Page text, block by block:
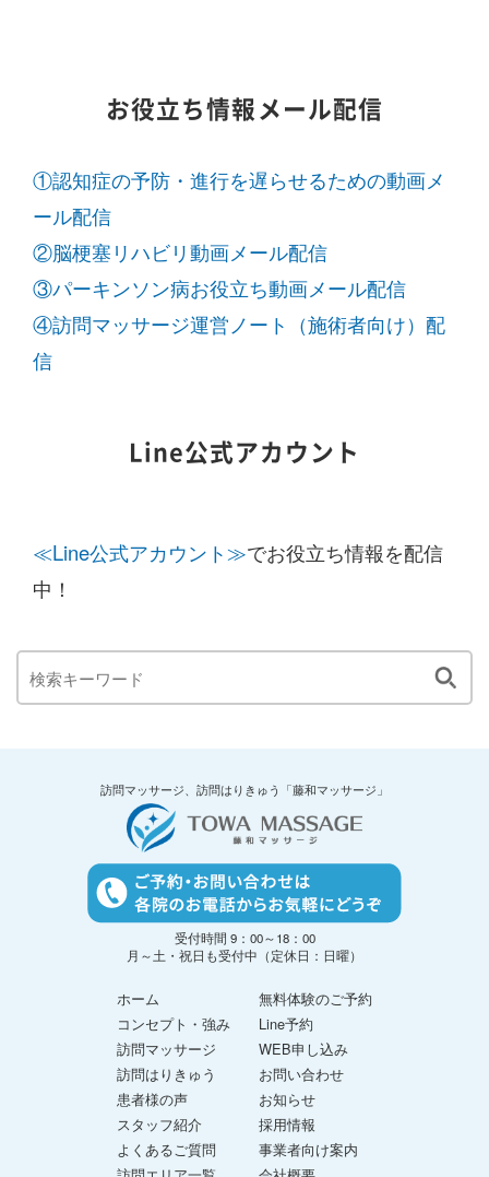
お役立ち情報メール配信
①認知症の予防・進行を遅らせるための動画メ
ール配信
②脳梗塞リハビリ動画メール配信
③パーキンソン病お役立ち動画メール配信
④訪問マッサージ運営ノート（施術者向け）配
信
Line公式アカウント
≪Line公式アカウント≫でお役立ち情報を配信
中！
訪問マッサージ、訪問はりきゅう「藤和マッサージ」
受付時間 9：00～18：00
月～土・祝日も受付中（定休日：日曜）
ホーム
コンセプト・強み
訪問マッサージ
訪問はりきゅう
患者様の声
スタッフ紹介
よくあるご質問
無料体験のご予約
Line予約
WEB申し込み
お問い合わせ
お知らせ
採用情報
事業者向け案内